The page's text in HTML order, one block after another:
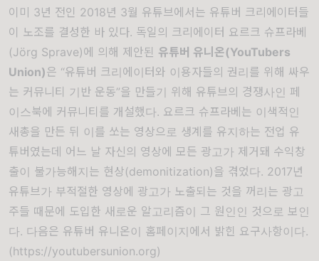
이미 3년 전인 2018년 3월 유튜브에서는 유튜버 크리에이터들
이 노조를 결성한 바 있다. 독일의 크리에이터 요르크 슈프라베
(Jörg Sprave)에 의해 제안된 유튜버 유니온(YouTubers
Union)은 “유튜버 크리에이터와 이용자들의 권리를 위해 싸우
는 커뮤니티 기반 운동”을 만들기 위해 유튜브의 경쟁사인 페
이스북에 커뮤니티를 개설했다. 요르크 슈프라베는 이색적인
새총을 만든 뒤 이를 쏘는 영상으로 생계를 유지하는 전업 유
튜버였는데 어느 날 자신의 영상에 모든 광고가 제거돼 수익창
출이 불가능해지는 현상(demonitization)을 겪었다. 2017년
유튜브가 부적절한 영상에 광고가 노출되는 것을 꺼리는 광고
주들 때문에 도입한 새로운 알고리즘이 그 원인인 것으로 보인
다. 다음은 유튜버 유니온이 홈페이지에서 밝힌 요구사항이다.
(https://youtubersunion.org)